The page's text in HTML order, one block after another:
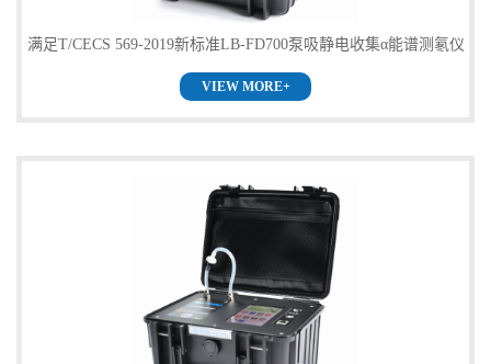
满足T/CECS 569-2019新标准LB-FD700泵吸静电收集α能谱测氡仪
供应
VIEW MORE+